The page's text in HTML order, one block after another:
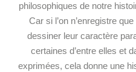
philosophiques de notre
Car si l’on n’enregistre
dessiner leur caractère
certaines d’entre elles et
exprimées, cela donne une